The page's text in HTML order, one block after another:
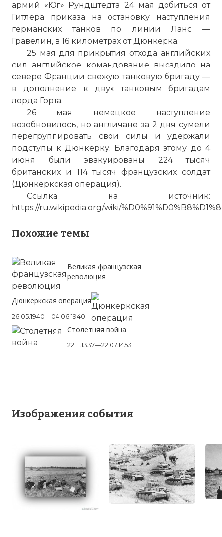
армий «Юг» Рундштедта 24 мая добиться от
Гитлера приказа на остановку наступления
германских танков по линии Ланс —
Гравелин, в 16 километрах от Дюнкерка.
25 мая для прикрытия отхода английских
сил английское командование высадило на
севере Франции свежую танковую бригаду —
в дополнение к двух танковым бригадам
лорда Горта.
26 мая немецкое наступление
возобновилось, но англичане за 2 дня сумели
перегруппировать свои силы и удержали
подступы к Дюнкерку. Благодаря этому до 4
июня были эвакуированы 224 тысяч
британских и 114 тысяч французских солдат
(Дюнкеркская операция).
Ссылка на источник:
https://ru.wikipedia.org/wiki/
Похожие темы
Великая французская
революция
Дюнкеркская операция
26.05.1940—04.06.1940
Столетняя война
22.11.1337—22.07.1453
Изображения события
☓
20 мая 1940 года виконт Горт,
командующий БЭФ, начал контратаку
Фото статьи: